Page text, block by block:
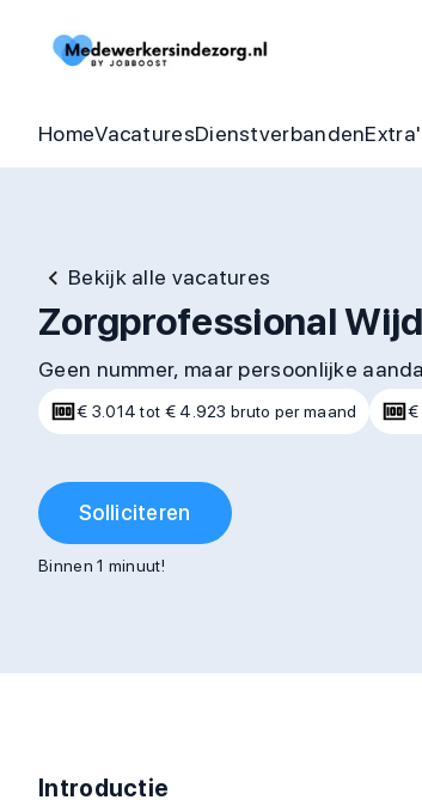
HomeVacatures
Begeleider vacatures
Thuishulp vacatures
Dienstverbanden
Detachering
In dienst
Bekijk alle vacatures
Zorgprofessional
Geen nummer, maar persoonlijke
€ 3.014 tot € 4.923 bruto per maand €
Solliciteren
Binnen 1 minuut!
Introductie